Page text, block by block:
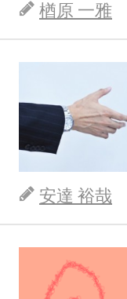
楢原 一雅
安達 裕哉